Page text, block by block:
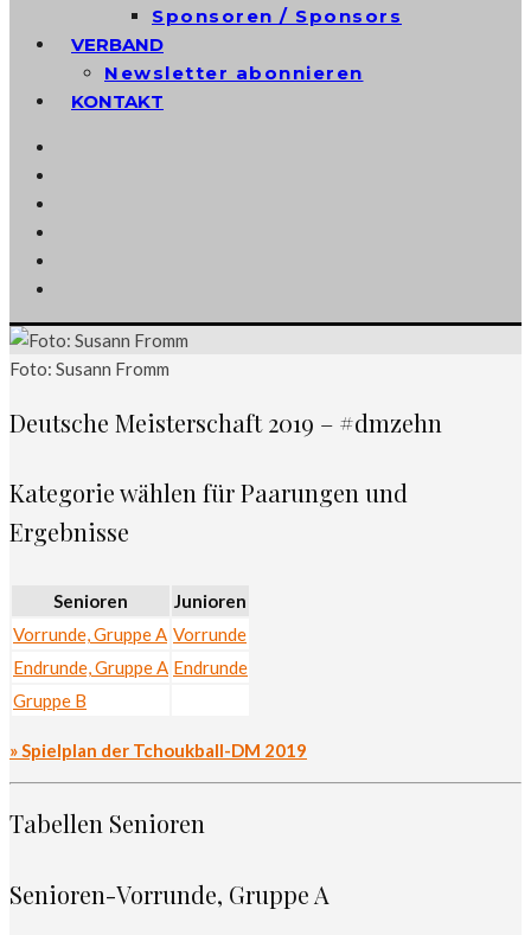
Sponsoren / Sponsors
VERBAND
Newsletter abonnieren
KONTAKT
Foto: Susann Fromm
Deutsche Meisterschaft 2019 – #dmzehn
Kategorie wählen für Paarungen und
Ergebnisse
Senioren
Junioren
Vorrunde, Gruppe A Vorrunde
Endrunde, Gruppe A Endrunde
Gruppe B
» Spielplan der Tchoukball-DM 2019
Tabellen Senioren
Senioren-Vorrunde, Gruppe A